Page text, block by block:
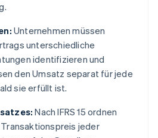
Unternehmen müssen
unterschiedliche
identifizieren und
den Umsatz separat für jede
sie erfüllt ist.
Nach IFRS 15 ordnen
jeder